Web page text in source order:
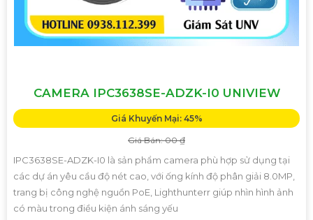
CAMERA IPC3638SE-ADZK-I0 UNIVIEW
Giá Khuyến Mại: 45%
Giá Bán: 00 ₫
IPC3638SE-ADZK-I0 là sản phẩm camera phù hợp sử dụng tại
các dự án yêu cầu độ nét cao, với ống kính độ phân giải 8.0MP,
trang bị công nghệ nguồn PoE, Lighthunterr giúp nhìn hình ảnh
có màu trong điều kiện ánh sáng yếu